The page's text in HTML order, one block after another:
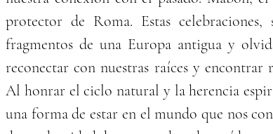
protector de Roma. Estas
fragmentos de una Europa antigua y
reconectar con nuestras raíces y encontrar
Al honrar el ciclo natural y la herencia
una forma de estar en el mundo que nos